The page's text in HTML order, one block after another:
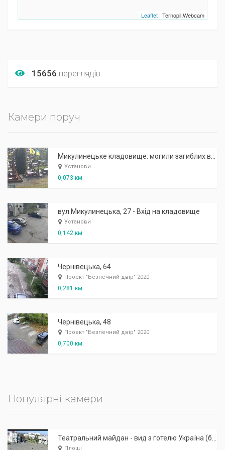
Leaflet | Ternopil.Webcam
15656 переглядів
Камери поруч
Установи
0,073 км.
вул.Микулинецька, 27 - Вхід на кладовище
Установи
0,142 км.
Чернівецька, 64
Проект "Безпечний двір" 2020
0,281 км.
Чернівецька, 48
Проект "Безпечний двір" 2020
0,700 км.
Популярні камери
Площі